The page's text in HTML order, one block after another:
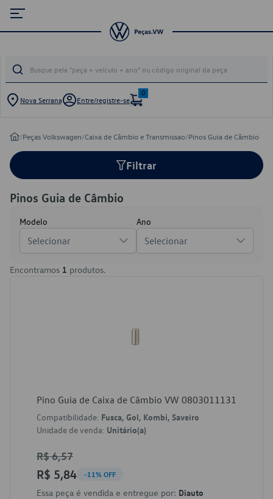
Nova Serrana Entre/registre-se
0
/Peças Volkswagen/Caixa de Câmbio e Transmissao/Pinos Guia de Câmbio
Filtrar
Pinos Guia de Câmbio
Modelo
Selecionar
Ano
Selecionar
Encontramos 1 produtos.
Pino Guia de Caixa de Câmbio VW 0803011131
Compatibilidade: Fusca, Gol, Kombi, Saveiro
Unidade de venda: Unitário(a)
R$ 6,57
R$ 5,84 -11% OFF
Essa peça é vendida e entregue por: Diauto